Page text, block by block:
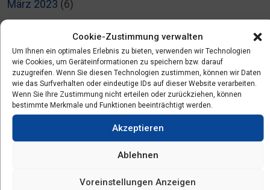
Cookie-Zustimmung verwalten
Um Ihnen ein optimales Erlebnis zu bieten, verwenden wir Technologien
wie Cookies, um Geräteinformationen zu speichern bzw. darauf
zuzugreifen. Wenn Sie diesen Technologien zustimmen, können wir Daten
wie das Surfverhalten oder eindeutige IDs auf dieser Website verarbeiten.
Wenn Sie Ihre Zustimmung nicht erteilen oder zurückziehen, können
bestimmte Merkmale und Funktionen beeinträchtigt werden.
Akzeptieren
Ablehnen
Voreinstellungen Anzeigen
März 2023 (6)
Dezember 2022(1)
November 2022(1)
August 2022(1)